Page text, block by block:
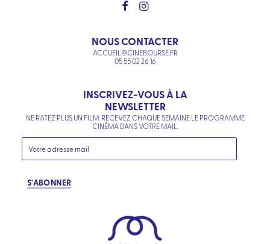
NOUS CONTACTER
ACCUEIL@CINEBOURSE.FR
05 55 02 26 16
INSCRIVEZ-VOUS À LA
NEWSLETTER
NE RATEZ PLUS UN FILM. RECEVEZ CHAQUE SEMAINE LE PROGRAMME
CINÉMA DANS VOTRE MAIL.
S'ABONNER